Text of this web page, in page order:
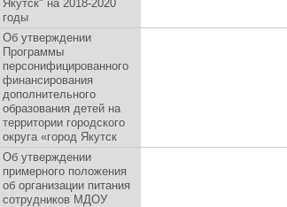
Якутск" на 2018-2020
годы
Об утверждении
Программы
персонифицированного
финансирования
дополнительного
образования детей на
территории городского
округа «город Якутск
Об утверждении
примерного положения
об организации питания
сотрудников МДОУ